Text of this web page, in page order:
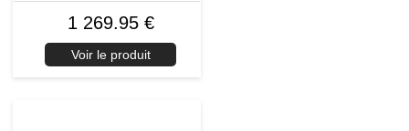
1 269.95 €
Voir le produit